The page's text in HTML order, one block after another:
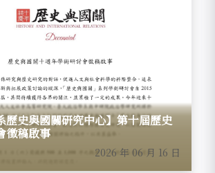
歷史與國關研究中心】第十屆歷史
徵稿啟事
2026 年 06 月 16 日